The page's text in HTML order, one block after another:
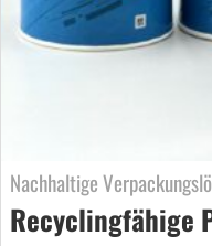
Nachhaltige
Recyclingfähige